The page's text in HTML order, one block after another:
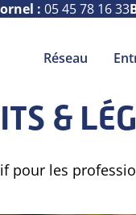
: 05 45 78 16 33
Réseau
&
pour les